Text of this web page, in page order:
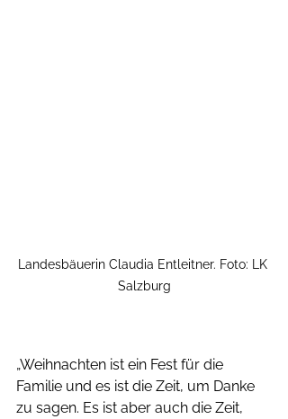
Landesbäuerin Claudia Entleitner. Foto: LK
Salzburg
„Weihnachten ist ein Fest für die
Familie und es ist die Zeit, um Danke
zu sagen. Es ist aber auch die Zeit,